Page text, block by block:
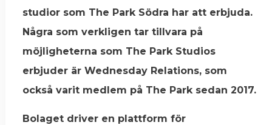
studior som The Park Södra har att erbjuda.
Några som verkligen tar tillvara på
möjligheterna som The Park Studios
erbjuder är Wednesday Relations, som
också varit medlem på The Park sedan 2017.
Bolaget driver en plattform för